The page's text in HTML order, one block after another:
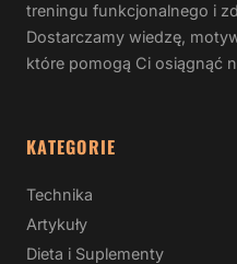
treningu funkcjonalnego i
Dostarczamy wiedzę,
które pomogą Ci osiągnąć
KATEGORIE
Technika
Artykuły
Dieta i Suplementy